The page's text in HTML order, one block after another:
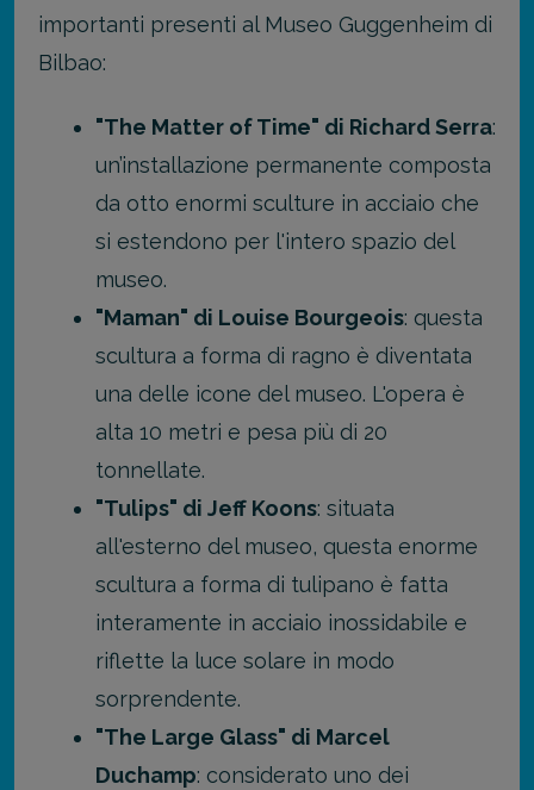
importanti presenti al Museo Guggenheim di
Bilbao:
"The Matter of Time" di Richard Serra:
un’installazione permanente composta
da otto enormi sculture in acciaio che
si estendono per l'intero spazio del
museo.
"Maman" di Louise Bourgeois: questa
scultura a forma di ragno è diventata
una delle icone del museo. L'opera è
alta 10 metri e pesa più di 20
tonnellate.
"Tulips" di Jeff Koons: situata
all'esterno del museo, questa enorme
scultura a forma di tulipano è fatta
interamente in acciaio inossidabile e
riflette la luce solare in modo
sorprendente.
"The Large Glass" di Marcel
Duchamp: considerato uno dei